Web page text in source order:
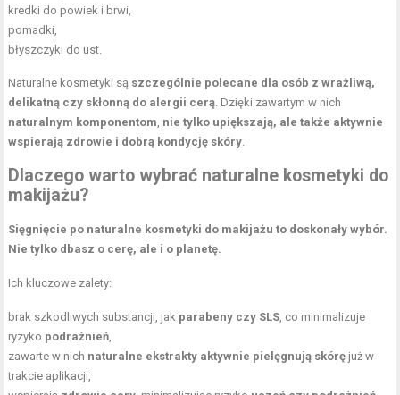
kredki do powiek i brwi,
pomadki,
błyszczyki do ust.
Naturalne kosmetyki są szczególnie polecane dla osób z wrażliwą,
delikatną czy skłonną do alergii cerą. Dzięki zawartym w nich
naturalnym komponentom, nie tylko upiększają, ale także aktywnie
wspierają zdrowie i dobrą kondycję skóry.
Dlaczego warto wybrać naturalne kosmetyki do
makijażu?
Sięgnięcie po naturalne kosmetyki do makijażu to doskonały wybór.
Nie tylko dbasz o cerę, ale i o planetę.
Ich kluczowe zalety:
brak szkodliwych substancji, jak parabeny czy SLS, co minimalizuje
ryzyko podrażnień,
zawarte w nich naturalne ekstrakty aktywnie pielęgnują skórę już w
trakcie aplikacji,